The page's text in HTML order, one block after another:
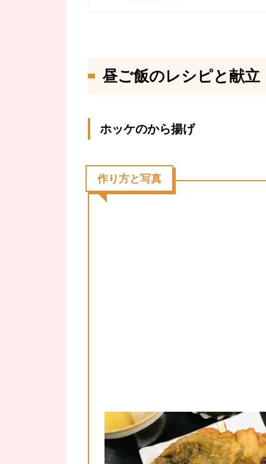
昼ご飯のレシピと献立
ホッケのから揚げ
作り方と写真